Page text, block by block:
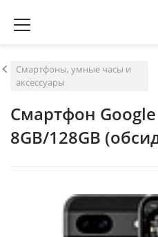
Смартфоны, умные часы и
аксессуары
Смартфон
8GB/128GB